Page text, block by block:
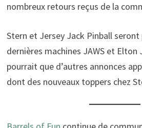
nombreux retours reçus de la
Stern et Jersey Jack Pinball seront
dernières machines JAWS et Elton
pourrait que d’autres annonces
dont des nouveaux toppers chez